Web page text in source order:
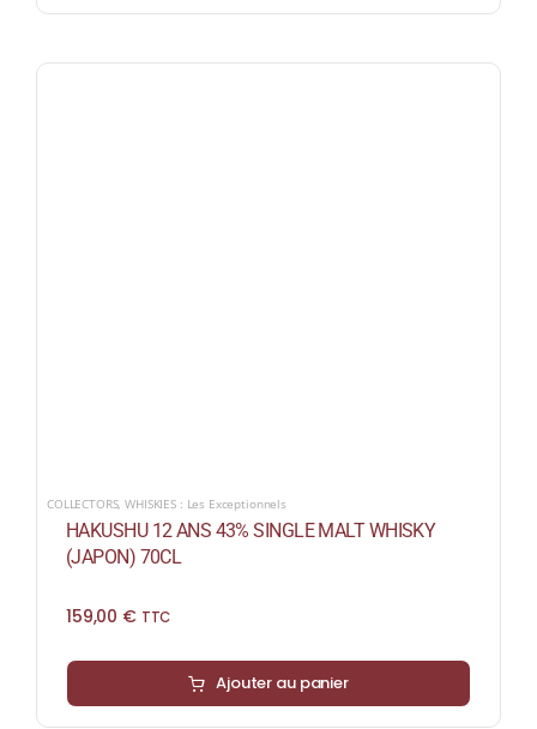
COLLECTORS,WHISKIES : Les Exceptionnels
HAKUSHU 12 ANS 43% SINGLE MALT WHISKY
(JAPON) 70CL
159,00 € TTC
Ajouter au panier